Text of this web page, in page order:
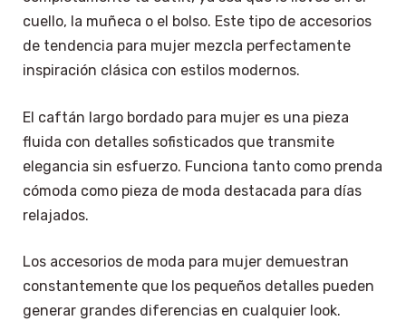
cuello, la muñeca o el bolso. Este tipo de accesorios
de tendencia para mujer mezcla perfectamente
inspiración clásica con estilos modernos.
El caftán largo bordado para mujer es una pieza
fluida con detalles sofisticados que transmite
elegancia sin esfuerzo. Funciona tanto como prenda
cómoda como pieza de moda destacada para días
relajados.
Los accesorios de moda para mujer demuestran
constantemente que los pequeños detalles pueden
generar grandes diferencias en cualquier look.